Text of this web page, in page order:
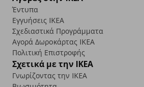
Έντυπα
Εγγυήσεις IKEA
Σχεδιαστικά Προγράμματα
Αγορά Δωρoκάρτας IKEA
Πολιτική Επιστροφής
Σχετικά με την IKEA
Γνωρίζοντας την IKEA